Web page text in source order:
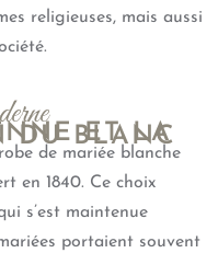
religieuses, mais aussi
ET LA
DU BLANC
de mariée blanche
en 1840. Ce choix
s’est maintenue
portaient souvent